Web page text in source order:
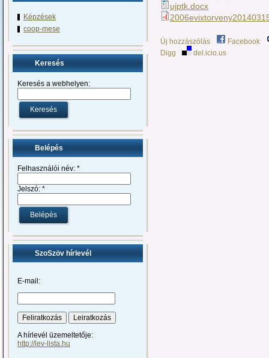
Képzések
coop-mese
Keresés
Keresés a webhelyen:
Belépés
Felhasználói név: *
Jelszó: *
SzoSzöv hírlevél
E-mail:
A hírlevél üzemeltetője:
http://lev-lista.hu
ujptk.docx
Új hozzászólás
Facebook
Digg
del.icio.us